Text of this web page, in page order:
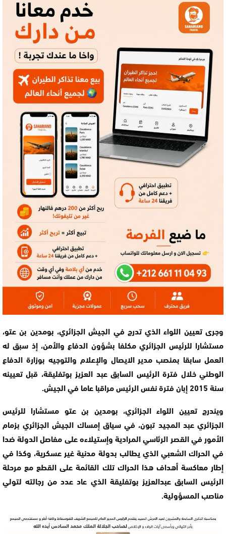
وجرى تعيين اللواء الذي تدرج في الجيش الجزائري، بومدين بن عتو،
مستشارا للرئيس الجزائري مكلفا بشؤون الدفاع والأمن، إذ سبق له
العمل سابقا بمنصب مدير الايصال والإعلام والتوجيه بوزارة الدفاع
الوطني خلال فترة الرئيس السابق عبد العزيز بوتفليقة، قبل تعيينه
سنة 2015 إبان فترة نفس الرئيس مراقبا عاما في الجيش.
ويندرج تعيين اللواء الجزائري، بومدين بن عتو مستشارا للرئيس
الجزائري عبد المجيد تبون، في سياق إمساك الجيش الجزائري بزمام
الأمور في القصر الرئاسي المرادية وإستيلاءه على مفاصل الدولة ضدا
في الحراك الشعبي الذي يطالب بدولة مدنية غير عسكرية، وكذا في
إطار معاكسة أهداف هذا الحراك تلك القائمة على القطع مع مرحلة
الرئيس السابق عبدالعزيز بوتفليقة الذي عاد عدد من رجالته لتولي
مناصب المسؤولية.